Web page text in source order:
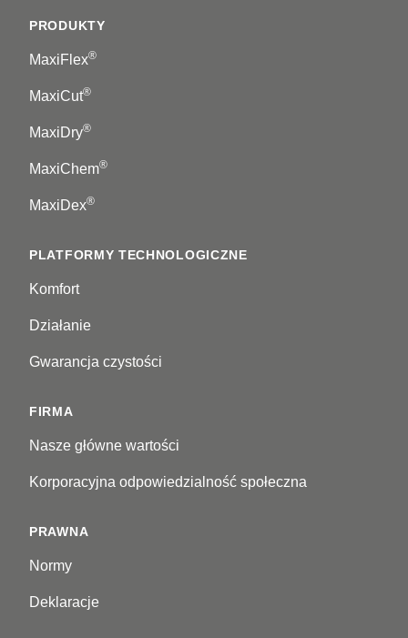
PRODUKTY
MaxiFlex®
MaxiCut®
MaxiDry®
MaxiChem®
MaxiDex®
PLATFORMY TECHNOLOGICZNE
Komfort
Działanie
Gwarancja czystości
FIRMA
Nasze główne wartości
Korporacyjna odpowiedzialność społeczna
PRAWNA
Normy
Deklaracje